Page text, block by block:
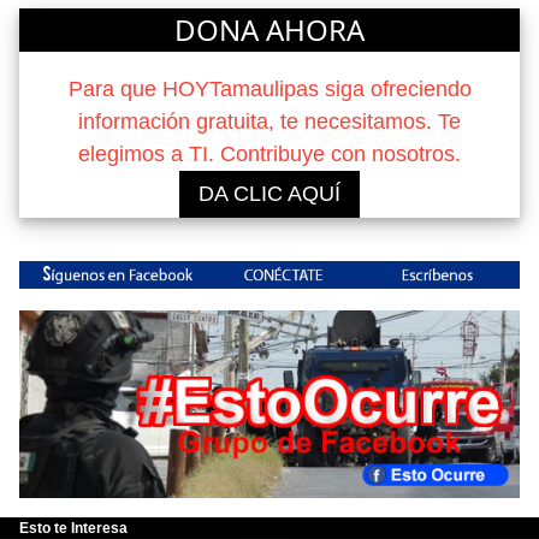
DONA AHORA
Para que HOYTamaulipas siga ofreciendo
información gratuita, te necesitamos. Te
elegimos a TI. Contribuye con nosotros.
DA CLIC AQUÍ
Esto te Interesa